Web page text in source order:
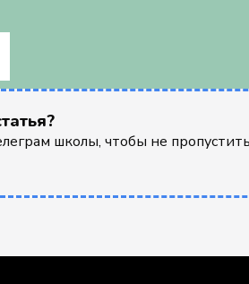
школы, чтобы не